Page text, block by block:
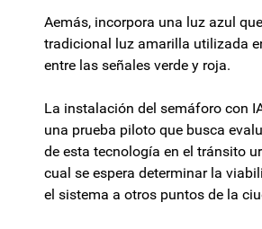
Aemás, incorpora una luz azul
tradicional luz amarilla utilizada
entre las señales verde y roja.
La instalación del semáforo con
una prueba piloto que busca
de esta tecnología en el tránsito
cual se espera determinar la
el sistema a otros puntos de la